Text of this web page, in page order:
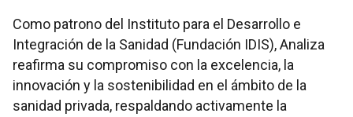
Como patrono del Instituto para el Desarrollo e
Integración de la Sanidad (Fundación IDIS), Analiza
reafirma su compromiso con la excelencia, la
innovación y la sostenibilidad en el ámbito de la
sanidad privada, respaldando activamente la